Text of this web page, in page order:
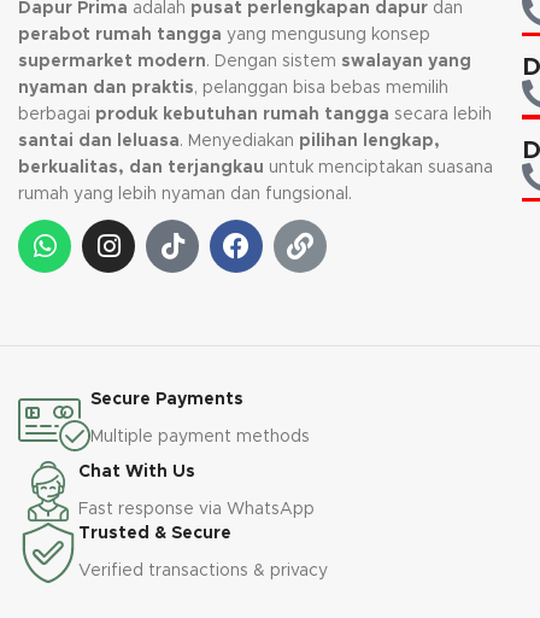
Dapur Prima adalah pusat perlengkapan dapur dan
perabot rumah tangga yang mengusung konsep
supermarket modern. Dengan sistem swalayan yang
nyaman dan praktis, pelanggan bisa bebas memilih
berbagai produk kebutuhan rumah tangga secara lebih
santai dan leluasa. Menyediakan pilihan lengkap,
berkualitas, dan terjangkau untuk menciptakan suasana
rumah yang lebih nyaman dan fungsional.
Secure Payments
Multiple payment methods
Chat With Us
Fast response via WhatsApp
Trusted & Secure
Verified transactions & privacy